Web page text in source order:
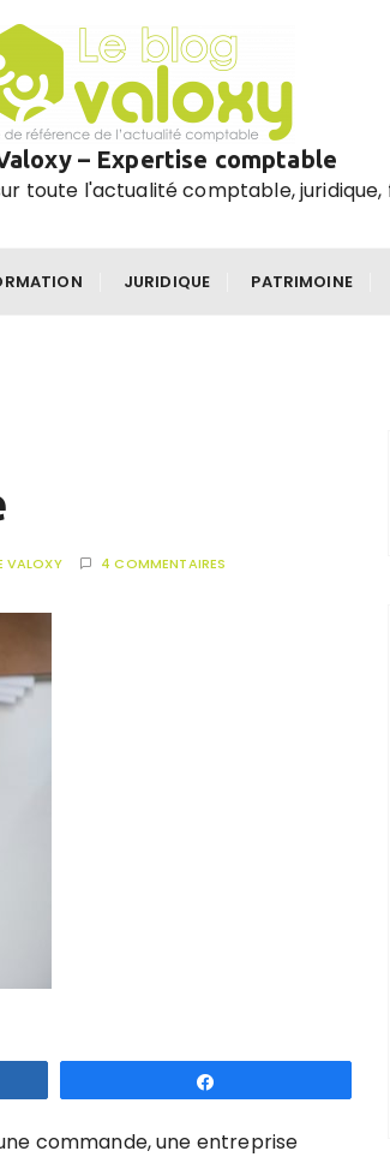
– Expertise comptable
toute l'actualité comptable,
JURIDIQUE PATRIMOINE
VALOXY 4 COMMENTAIRES
commande, une entreprise